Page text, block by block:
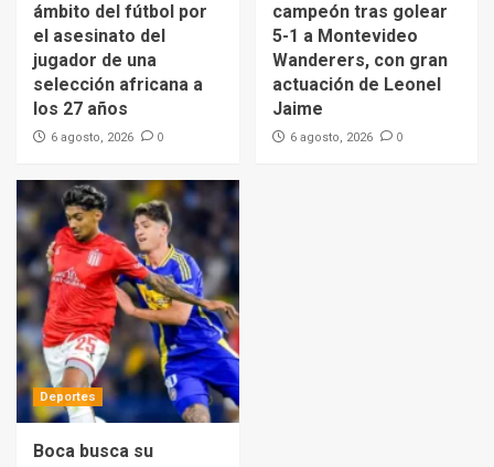
ámbito del fútbol por
el asesinato del
jugador de una
selección africana a
los 27 años
6 agosto, 2026 0
campeón tras golear
5-1 a Montevideo
Wanderers, con gran
actuación de Leonel
Jaime
6 agosto, 2026 0
Deportes
Boca busca su